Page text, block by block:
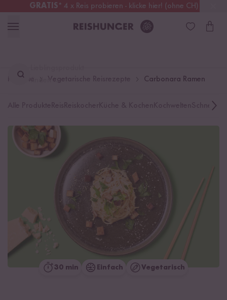
GRATIS* 4 x Reis probieren - klicke hier! (ohne CH)
Schweiz Alle Zölle & Steuern inklusive
finden ...
Rezepte Carbonara Ramen
Schnelle
30 min Einfach Vegetarisch